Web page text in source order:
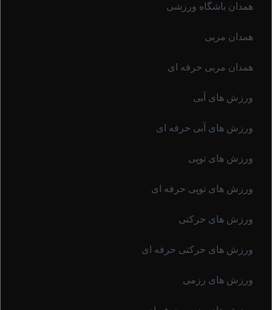
همدان باشگاه ورزشی
همدان مربی
همدان مربی حرفه ای
ورزش های آبی
ورزش های آبی حرفه ای
ورزش های توپی
ورزش های توپی حرفه ای
ورزش های حرکتی
ورزش های حرکتی حرفه ای
ورزش های رزمی